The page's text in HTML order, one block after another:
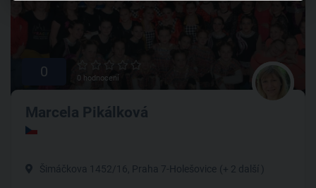
0 0 hodnocení
Marcela Pikálková
Šimáčkova 1452/16, Praha 7-Holešovice (+ 2 další )